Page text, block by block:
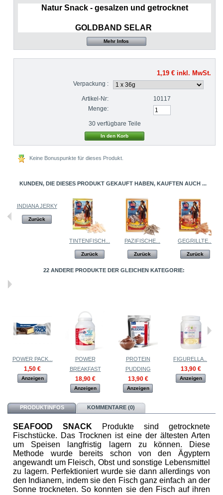
Natur Snack - gesalzen und getrocknet
GOLDBAND SELAR
Mehr Infos
1,19 €inkl. MwSt.
Verpackung :
Artikel-Nr:
10117
Menge:
30 verfügbare Teile
Keine Bonuspunkte für dieses Produkt.
KUNDEN, DIE DIESES PRODUKT GEKAUFT HABEN, KAUFTEN AUCH ...
INDIANA JERKY
Zurück
TINTENFISCH...
Zurück
PAZIFISCHE...
Zurück
GEGRILLTE...
Zurück
22 ANDERE PRODUKTE DER GLEICHEN KATEGORIE:
POWER PACK...
1,50 €
Anzeigen
POWER
BREAKFAST
18,90 €
Anzeigen
PROTEIN
PUDDING
13,90 €
Anzeigen
FIGURELLA...
13,90 €
Anzeigen
PRODUKTINFOS KOMMENTARE (0)
SEAFOOD SNACK
Produkte sind getrocknete
Fischstücke. Das Trocknen ist eine der ältesten Arten
um Speisen langfristig lagern zu können. Diese
Methode wurde bereits schon von den Ägyptern
angewandt um Fleisch, Obst und sonstige Lebensmittel
zu lagern. Perfektioniert wurde sie dann allerdings von
den Indianern, indem sie den Fisch ganz einfach an der
Sonne trockneten. So konnten sie den Fisch auf ihren